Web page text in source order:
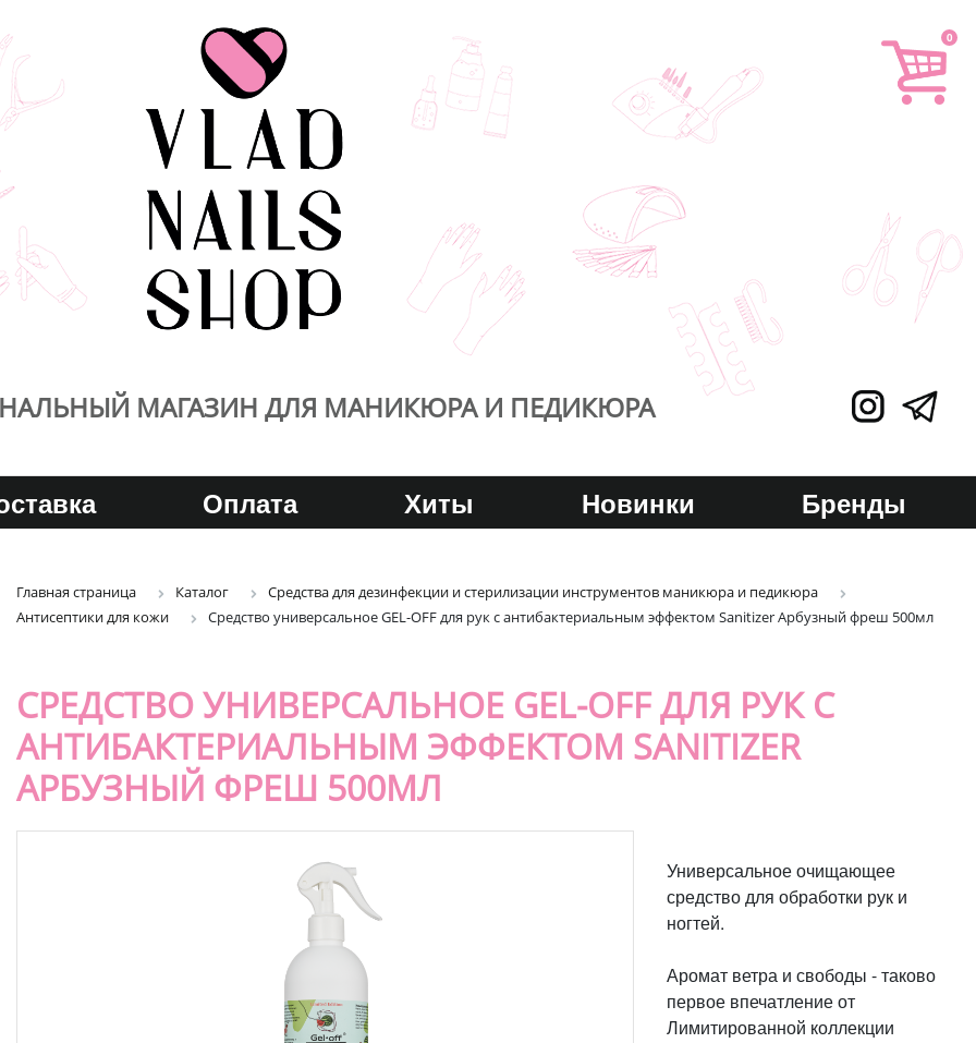
0
МАГАЗИН ДЛЯ МАНИКЮРА И ПЕДИКЮРА
Оплата Хиты Новинки Бренды
Главная страница Каталог
Средства для дезинфекции и стерилизации инструментов маникюра и педикюра
Антисептики для кожи
Средство универсальное GEL-OFF для рук с антибактериальным эффектом Sanitizer Арбузный фреш 500мл
СРЕДСТВО УНИВЕРСАЛЬНОЕ GEL-OFF ДЛЯ РУК С
АНТИБАКТЕРИАЛЬНЫМ ЭФФЕКТОМ SANITIZER
АРБУЗНЫЙ ФРЕШ 500МЛ
Универсальное очищающее
средство для обработки рук и
ногтей.
Аромат ветра и свободы - таково
первое впечатление от
Лимитированной коллекции